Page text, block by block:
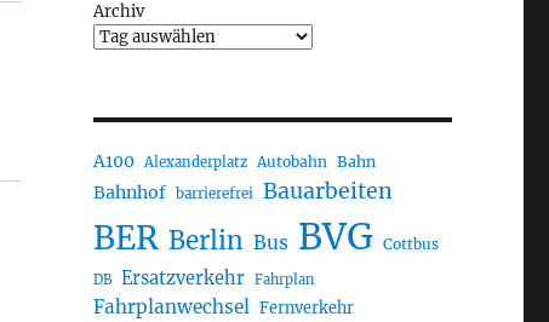
Archiv
A100 Alexanderplatz Autobahn Bahn
Bahnhof barrierefrei Bauarbeiten
BER Berlin Bus BVG Cottbus
DB Ersatzverkehr Fahrplan
Fahrplanwechsel Fernverkehr